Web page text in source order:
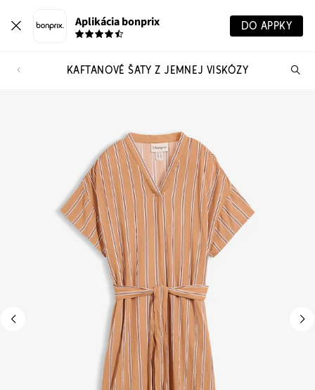
Aplikácia bonprix DO APPKY
KAFTANOVÉ ŠATY Z JEMNEJ VISKÓZY